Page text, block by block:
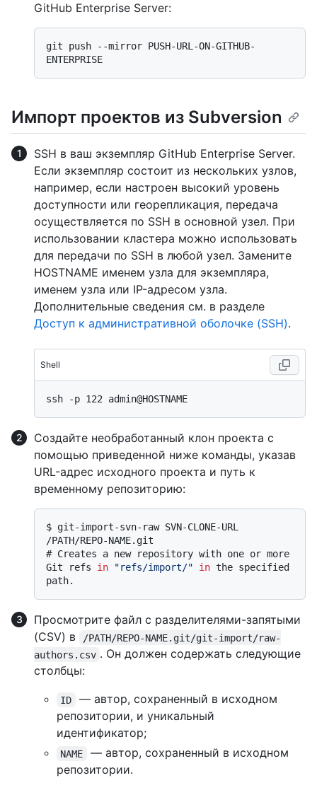
GitHub Enterprise Server:
git push --mirror PUSH-URL-ON-GITHUB-
Импорт проектов из Subversion
SSH в ваш экземпляр GitHub Enterprise Server.
Если экземпляр состоит из нескольких узлов,
например, если настроен высокий уровень
доступности или георепликация, передача
осуществляется по SSH в основной узел. При
использовании кластера можно использовать
для передачи по SSH в любой узел. Замените
HOSTNAME именем узла для экземпляра,
именем узла или IP-адресом узла.
Дополнительные сведения см. в разделе
Доступ к административной оболочке (SSH).
Shell
Создайте необработанный клон проекта с
помощью приведенной ниже команды, указав
URL-адрес исходного проекта и путь к
временному репозиторию:
$ git-import-svn-raw SVN-CLONE-URL
/PATH/REPO-NAME.git
# Creates a new repository with one or more
Git refs in "refs/import/" in the specified
path.
Просмотрите файл с разделителями-запятыми
(CSV) в
/PATH/REPO-NAME.git/git-import/raw-
authors.csv . Он должен содержать следующие
столбцы:
ID
— автор, сохраненный в исходном
репозитории, и уникальный
идентификатор;
NAME
— автор, сохраненный в исходном
репозитории.